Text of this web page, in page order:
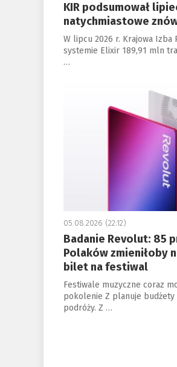
KIR podsumował
natychmiastowe
W lipcu 2026 r. Krajowa Izba
systemie Elixir 189,91 mln
…
05.08.2026 (22:12)
Badanie Revolut: 85
Polaków zmieniłoby
bilet na festiwal
Festiwale muzyczne coraz
pokolenie Z planuje
podróży. Z …